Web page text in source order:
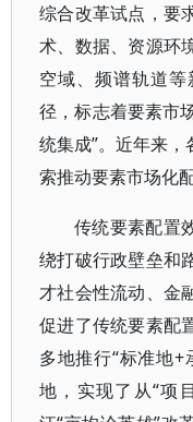
综合改革试点，要
术、数据、资源环
空域、频谱轨道
径，标志着要素市
统集成”。近年来
索推动要素市场化
传统要素配置
绕打破行政壁垒和
才社会性流动、金
促进了传统要素配
多地推行“标准地
地，实现了从“项